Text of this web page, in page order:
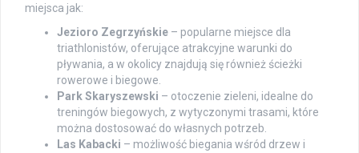
miejsca jak:
Jezioro Zegrzyńskie – popularne miejsce dla
triathlonistów, oferujące atrakcyjne warunki do
pływania, a w okolicy znajdują się również ścieżki
rowerowe i biegowe.
Park Skaryszewski – otoczenie zieleni, idealne do
treningów biegowych, z wytyczonymi trasami, które
można dostosować do własnych potrzeb.
Las Kabacki – możliwość biegania wśród drzew i